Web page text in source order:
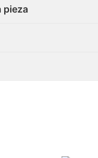
pieza